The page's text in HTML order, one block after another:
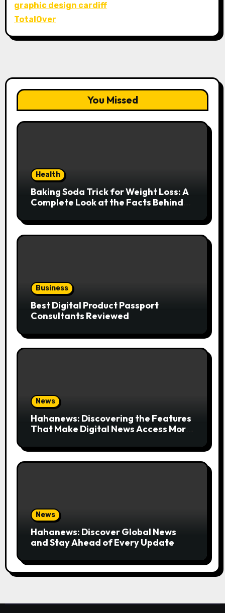
graphic design cardiff
TotalOver
You Missed
Health
Baking Soda Trick for Weight Loss: A
Complete Look at the Facts Behind
Business
Best Digital Product Passport
Consultants Reviewed
News
Hahanews: Discovering the Features
That Make Digital News Access More
News
Hahanews: Discover Global News
and Stay Ahead of Every Update